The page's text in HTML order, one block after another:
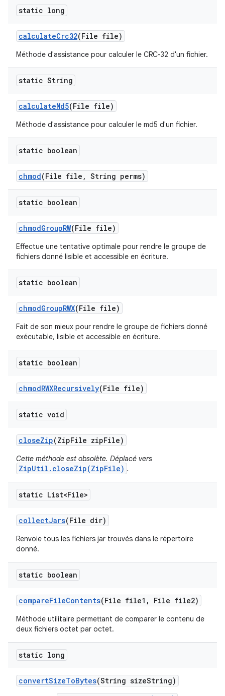
static long
calculateCrc32(File file)
Méthode d'assistance pour calculer le CRC-32 d'un fichier.
static String
calculateMd5(File file)
Méthode d'assistance pour calculer le md5 d'un fichier.
static boolean
chmod(File file , String perms)
static boolean
chmodGroupRW(File file)
Effectue une tentative optimale pour rendre le groupe de
fichiers donné lisible et accessible en écriture.
static boolean
chmodGroupRWX(File file)
Fait de son mieux pour rendre le groupe de fichiers donné
exécutable, lisible et accessible en écriture.
static boolean
chmodRWXRecursively(File file)
static void
closeZip(ZipFile zipFile)
Cette méthode est obsolète. Déplacé vers
ZipUtil.closeZip(ZipFile) .
static List<File>
collectJars(File dir)
Renvoie tous les fichiers jar trouvés dans le répertoire
donné.
static boolean
compareFileContents(File file1 , File file2)
Méthode utilitaire permettant de comparer le contenu de
deux fichiers octet par octet.
static long
convertSizeToBytes(String sizeString)